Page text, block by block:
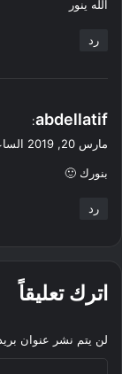
ل
الله ينور
رد
ي
ل
abdellatif
:
مارس 20, 2019 الساعة 5:14 ص
بنورك 🙂
رد
اترك تعليقاً
لن يتم نشر عنوان